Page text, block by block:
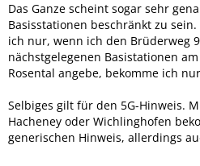
Das Ganze scheint sogar sehr
Basisstationen beschränkt zu
ich nur, wenn ich den Brüderweg
nächstgelegenen Basistationen
Rosental angebe, bekomme ich
Selbiges gilt für den 5G-Hinweis.
Hacheney oder Wichlinghofen
generischen Hinweis, allerdings